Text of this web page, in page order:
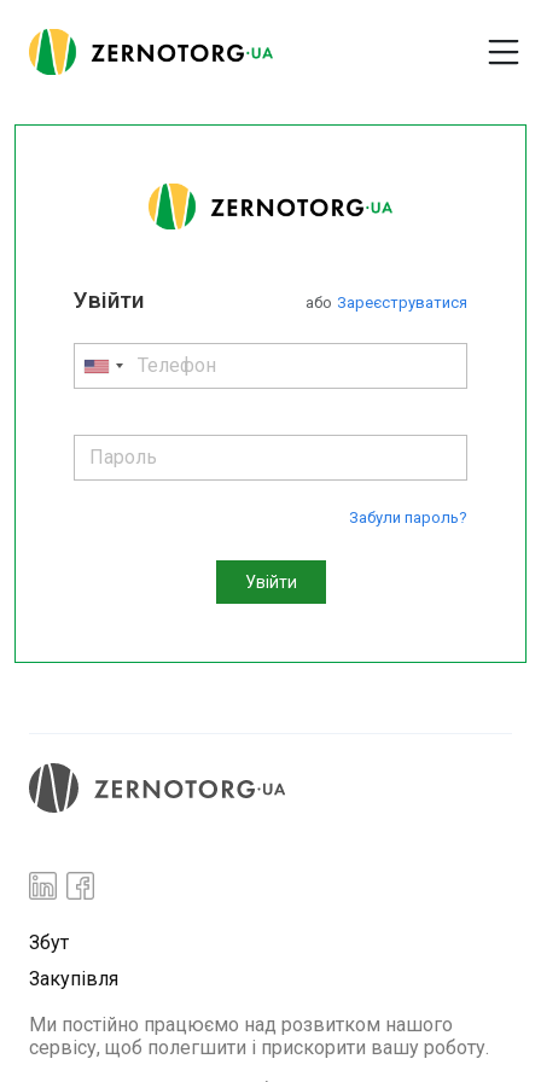
або Зареєструватися
Увійти
Забули пароль?
Увійти
Збут
Закупівля
Ми постійно працюємо над розвитком нашого
сервісу, щоб полегшити і прискорити вашу роботу.